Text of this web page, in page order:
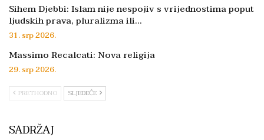
Sihem Djebbi: Islam nije nespojiv s vrijednostima poput
ljudskih prava, pluralizma ili…
31. srp 2026.
Massimo Recalcati: Nova religija
29. srp 2026.
PRETHODNO SLJEDEĆE
SADRŽAJ